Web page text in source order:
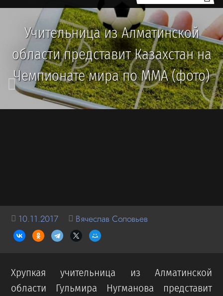
Учительница из Алматинской
области представит Казахстан на
Чемпионате мира по ММА (фото)
10.11.2017 Вячеслав Соловьев
Хрупкая учительница из Алматинской
области Гульмира Нугманова представит